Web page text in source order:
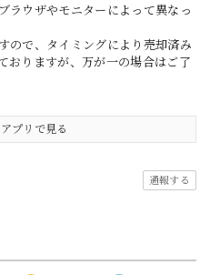
ラウザやモニターによって異なっ
ので、タイミングにより売却済み
おりますが、万が一の場合はご了
プリで見る
通報する